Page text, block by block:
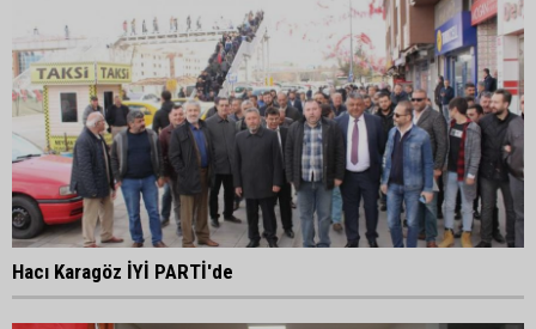
Hacı Karagöz İYİ PARTİ'de